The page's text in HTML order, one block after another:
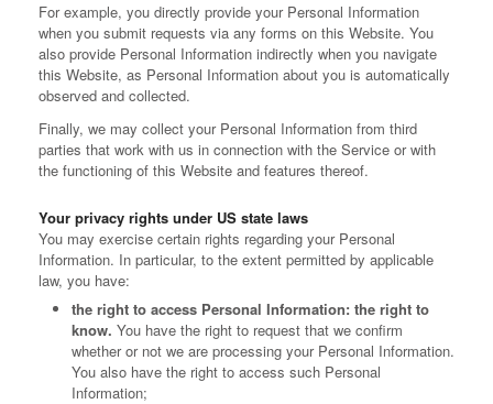
For example, you directly provide your Personal Information
when you submit requests via any forms on this Website. You
also provide Personal Information indirectly when you navigate
this Website, as Personal Information about you is automatically
observed and collected.
Finally, we may collect your Personal Information from third
parties that work with us in connection with the Service or with
the functioning of this Website and features thereof.
Your privacy rights under US state laws
You may exercise certain rights regarding your Personal
Information. In particular, to the extent permitted by applicable
law, you have:
the right to access Personal Information: the right to
know. You have the right to request that we confirm
whether or not we are processing your Personal Information.
You also have the right to access such Personal
Information;